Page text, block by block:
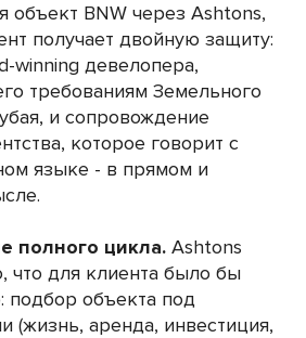
объект BNW через Ashtons,
получает двойную защиту:
winning девелопера,
требованиям Земельного
и сопровождение
которое говорит с
языке - в прямом и
полного цикла. Ashtons
что для клиента было бы
подбор объекта под
(жизнь, аренда, инвестиция,